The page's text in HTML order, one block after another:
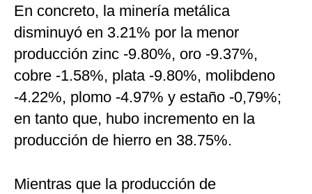
En concreto, la minería metálica
disminuyó en 3.21% por la menor
producción zinc -9.80%, oro -9.37%,
cobre -1.58%, plata -9.80%, molibdeno
-4.22%, plomo -4.97% y estaño -0,79%;
en tanto que, hubo incremento en la
producción de hierro en 38.75%.
Mientras que la producción de